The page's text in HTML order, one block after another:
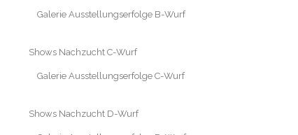
Galerie Ausstellungserfolge B-Wurf
Shows Nachzucht C-Wurf
Galerie Ausstellungserfolge C-Wurf
Shows Nachzucht D-Wurf